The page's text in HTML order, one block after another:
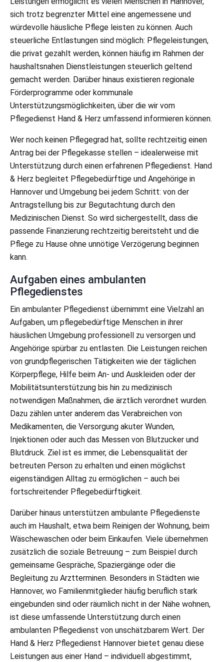
sich trotz begrenzter Mittel eine angemessene und
würdevolle häusliche Pflege leisten zu können. Auch
steuerliche Entlastungen sind möglich: Pflegeleistungen,
die privat gezahlt werden, können häufig im Rahmen der
haushaltsnahen Dienstleistungen steuerlich geltend
gemacht werden. Darüber hinaus existieren regionale
Förderprogramme oder kommunale
Unterstützungsmöglichkeiten, über die wir vom
Pflegedienst Hand & Herz umfassend informieren können.
Wer noch keinen Pflegegrad hat, sollte rechtzeitig einen
Antrag bei der Pflegekasse stellen – idealerweise mit
Unterstützung durch einen erfahrenen Pflegedienst. Hand
& Herz begleitet Pflegebedürftige und Angehörige in
Hannover und Umgebung bei jedem Schritt: von der
Antragstellung bis zur Begutachtung durch den
Medizinischen Dienst. So wird sichergestellt, dass die
passende Finanzierung rechtzeitig bereitsteht und die
Pflege zu Hause ohne unnötige Verzögerung beginnen
kann.
Aufgaben eines ambulanten
Pflegedienstes
Ein ambulanter Pflegedienst übernimmt eine Vielzahl an
Aufgaben, um pflegebedürftige Menschen in ihrer
häuslichen Umgebung professionell zu versorgen und
Angehörige spürbar zu entlasten. Die Leistungen reichen
von grundpflegerischen Tätigkeiten wie der täglichen
Körperpflege, Hilfe beim An- und Auskleiden oder der
Mobilitätsunterstützung bis hin zu medizinisch
notwendigen Maßnahmen, die ärztlich verordnet wurden.
Dazu zählen unter anderem das Verabreichen von
Medikamenten, die Versorgung akuter Wunden,
Injektionen oder auch das Messen von Blutzucker und
Blutdruck. Ziel ist es immer, die Lebensqualität der
betreuten Person zu erhalten und einen möglichst
eigenständigen Alltag zu ermöglichen – auch bei
fortschreitender Pflegebedürftigkeit.
Darüber hinaus unterstützen ambulante Pflegedienste
auch im Haushalt, etwa beim Reinigen der Wohnung, beim
Wäschewaschen oder beim Einkaufen. Viele übernehmen
zusätzlich die soziale Betreuung – zum Beispiel durch
gemeinsame Gespräche, Spaziergänge oder die
Begleitung zu Arztterminen. Besonders in Städten wie
Hannover, wo Familienmitglieder häufig beruflich stark
eingebunden sind oder räumlich nicht in der Nähe wohnen,
ist diese umfassende Unterstützung durch einen
ambulanten Pflegedienst von unschätzbarem Wert. Der
Hand & Herz Pflegedienst Hannover bietet genau diese
Leistungen aus einer Hand – individuell abgestimmt,